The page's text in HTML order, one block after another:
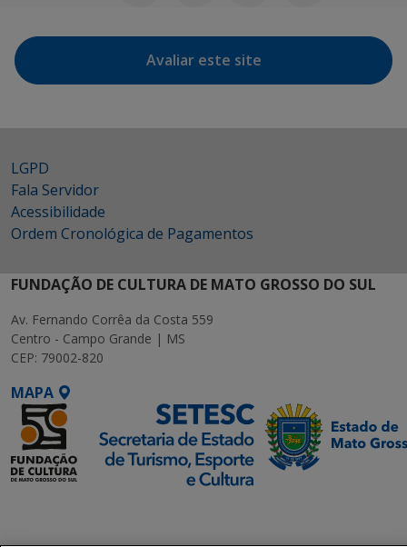
Avaliar este site
LGPD
Fala Servidor
Acessibilidade
Ordem Cronológica de Pagamentos
FUNDAÇÃO DE CULTURA DE MATO GROSSO DO SUL
Av. Fernando Corrêa da Costa 559
Centro - Campo Grande | MS
CEP: 79002-820
MAPA